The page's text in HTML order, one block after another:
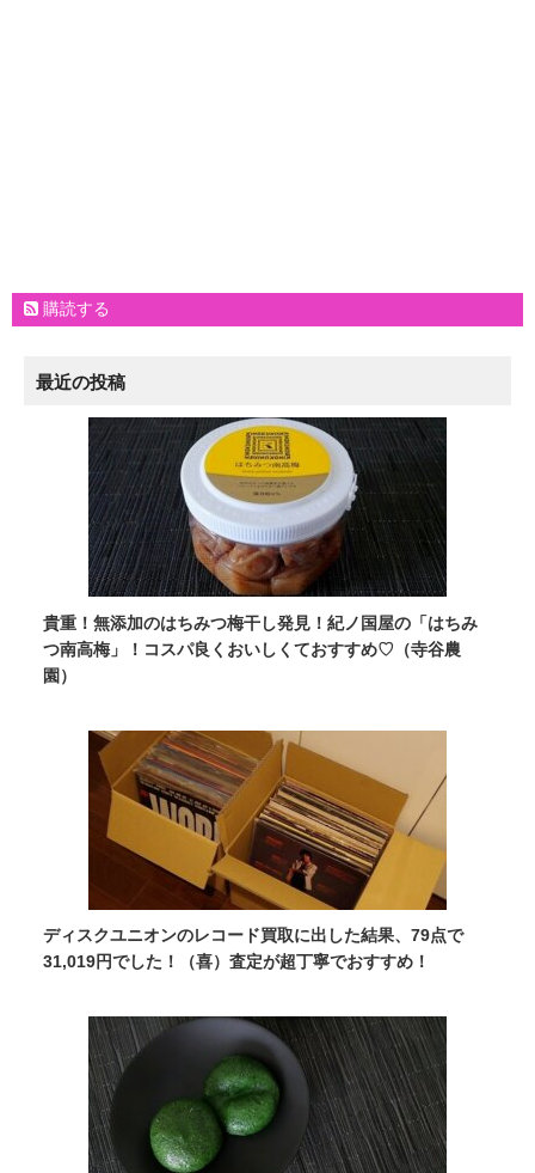
購読する
最近の投稿
貴重！無添加のはちみつ梅干し発見！紀ノ国屋の「はちみ
つ南高梅」！コスパ良くおいしくておすすめ♡（寺谷農
園）
ディスクユニオンのレコード買取に出した結果、79点で
31,019円でした！（喜）査定が超丁寧でおすすめ！